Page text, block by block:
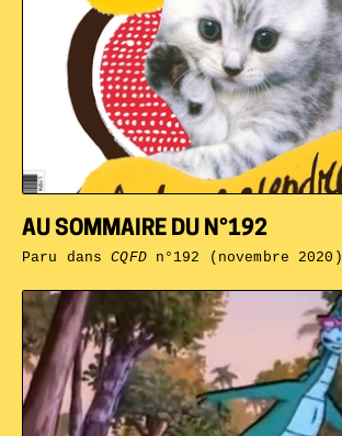
AU SOMMAIRE DU N°192
Paru dansCQFDn°192 (novembre 2020)